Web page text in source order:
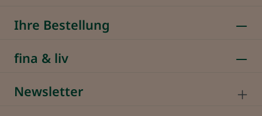
Ihre Bestellung
fina & liv
Newsletter